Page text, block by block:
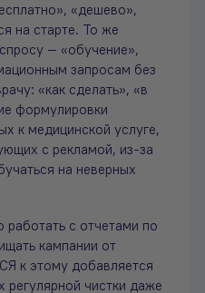
«дешево»,
на старте. То же
— «обучение»,
запросам без
«как сделать», «в
формулировки
к медицинской услуге,
с рекламой, из-за
на неверных
с отчетами по
кампании от
к этому добавляется
регулярной чистки даже